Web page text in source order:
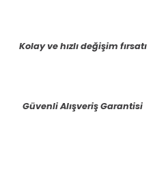
Kolay ve hızlı değişim fırsatı
Güvenli Alışveriş Garantisi